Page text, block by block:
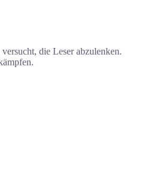
die Leser abzulenken.